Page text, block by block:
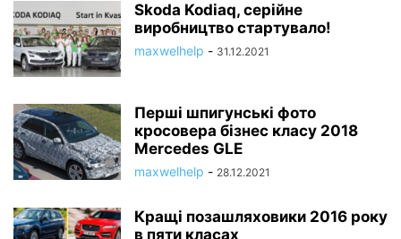
Skoda Kodiaq, серійне
виробництво стартувало!
maxwelhelp - 31.12.2021
Перші шпигунські фото
кросовера бізнес класу 2018
Mercedes GLE
maxwelhelp - 28.12.2021
Кращі позашляховики 2016 року
в пяти класах